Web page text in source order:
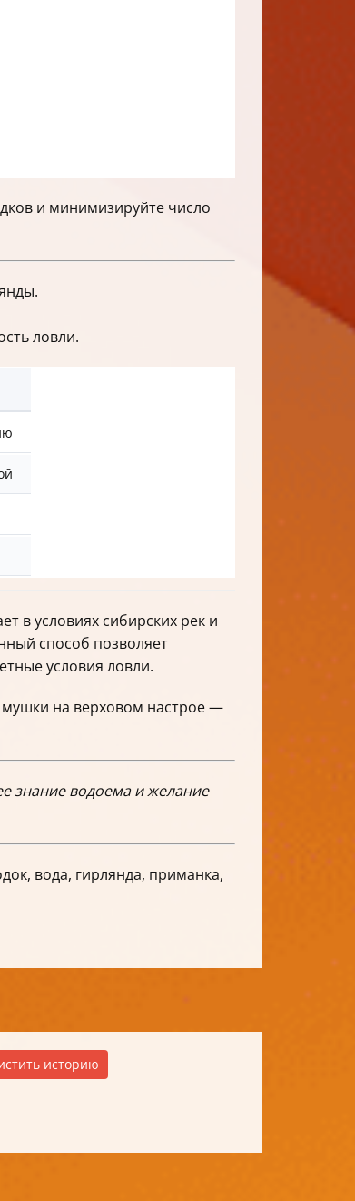
и минимизируйте число
ловли.
в условиях сибирских рек и
способ позволяет
условия ловли.
мушки на верховом настрое —
знание водоема и желание
вода, гирлянда, приманка,
историю